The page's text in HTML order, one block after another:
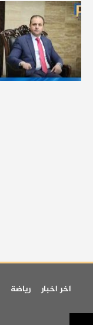
اخر اخبار رياضة